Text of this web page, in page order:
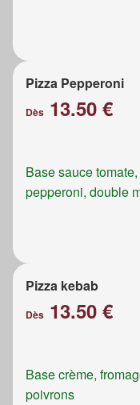
Pizza Pepperoni
Dès 13.50 €
Base sauce
pepperoni, double
Pizza kebab
Dès 13.50 €
Base crème,
poivrons